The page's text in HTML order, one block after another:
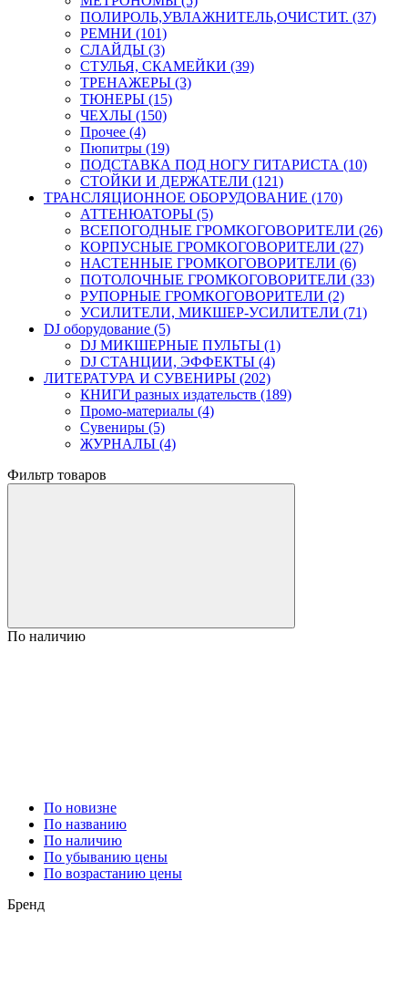
ПОЛИРОЛЬ,УВЛАЖНИТЕЛЬ,ОЧИСТИТ. (37)
РЕМНИ (101)
СЛАЙДЫ (3)
СТУЛЬЯ, СКАМЕЙКИ (39)
ТРЕНАЖЕРЫ (3)
ТЮНЕРЫ (15)
ЧЕХЛЫ (150)
Прочее (4)
Пюпитры (19)
ПОДСТАВКА ПОД НОГУ ГИТАРИСТА (10)
СТОЙКИ И ДЕРЖАТЕЛИ (121)
ТРАНСЛЯЦИОННОЕ ОБОРУДОВАНИЕ (170)
АТТЕНЮАТОРЫ (5)
ВСЕПОГОДНЫЕ ГРОМКОГОВОРИТЕЛИ (26)
КОРПУСНЫЕ ГРОМКОГОВОРИТЕЛИ (27)
НАСТЕННЫЕ ГРОМКОГОВОРИТЕЛИ (6)
ПОТОЛОЧНЫЕ ГРОМКОГОВОРИТЕЛИ (33)
РУПОРНЫЕ ГРОМКОГОВОРИТЕЛИ (2)
УСИЛИТЕЛИ, МИКШЕР-УСИЛИТЕЛИ (71)
DJ оборудование (5)
DJ МИКШЕРНЫЕ ПУЛЬТЫ (1)
DJ СТАНЦИИ, ЭФФЕКТЫ (4)
ЛИТЕРАТУРА И СУВЕНИРЫ (202)
КНИГИ разных издательств (189)
Промо-материалы (4)
Сувениры (5)
ЖУРНАЛЫ (4)
Фильтр товаров
По наличию
По новизне
По названию
По наличию
По убыванию цены
По возрастанию цены
Бренд